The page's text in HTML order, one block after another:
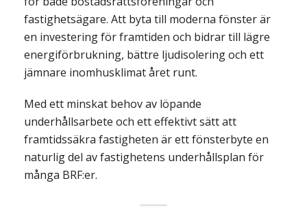
fastighetsägare. Att byta till moderna fönster är
en investering för framtiden och bidrar till lägre
energiförbrukning, bättre ljudisolering och ett
jämnare inomhusklimat året runt.
Med ett minskat behov av löpande
underhållsarbete och ett effektivt sätt att
framtidssäkra fastigheten är ett fönsterbyte en
naturlig del av fastighetens underhållsplan för
många BRF:er.